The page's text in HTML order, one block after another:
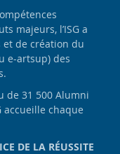
majeurs, l’ISG a
et de création du
e-artsup) des
de 31 500 Alumni
accueille chaque
DE LA RÉUSSITE